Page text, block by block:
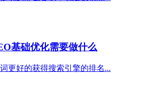
基础优化需要做什么
更好的获得搜索引擎的排名...